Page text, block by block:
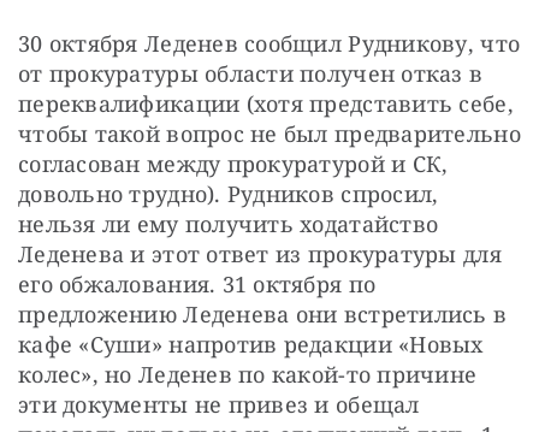
30 октября Леденев сообщил Рудникову, что
от прокуратуры области получен отказ в
переквалификации (хотя представить себе,
чтобы такой вопрос не был предварительно
согласован между прокуратурой и СК,
довольно трудно). Рудников спросил,
нельзя ли ему получить ходатайство
Леденева и этот ответ из прокуратуры для
его обжалования. 31 октября по
предложению Леденева они встретились в
кафе «Суши» напротив редакции «Новых
колес», но Леденев по какой-то причине
эти документы не привез и обещал